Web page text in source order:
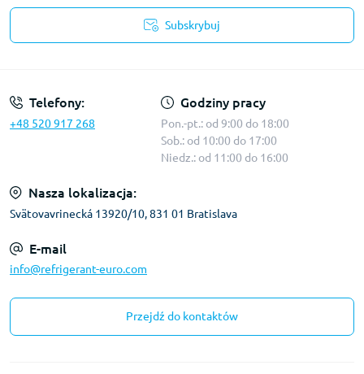
Subskrybuj
Telefony:
+48 520 917 268
Godziny pracy
Pon.-pt.: od 9:00 do 18:00
Sob.: od 10:00 do 17:00
Niedz.: od 11:00 do 16:00
Nasza lokalizacja:
Svätovavrinecká 13920/10, 831 01 Bratislava
E-mail
info@refrigerant-euro.com
Przejdź do kontaktów